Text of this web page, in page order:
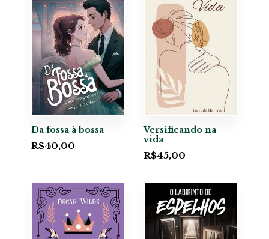
Da fossa à bossa
R$40,00
Versificando na
vida
R$45,00